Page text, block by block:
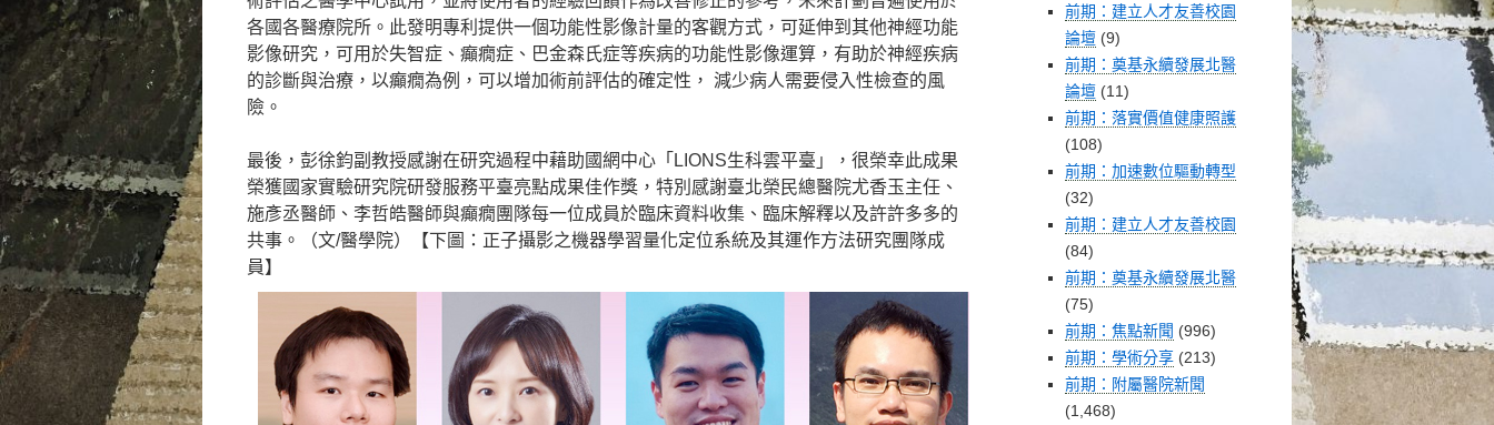
各國各醫療院所。此發明專利提供一個功能性影像計量的客觀方式，可延伸到其他神經功能
影像研究，可用於失智症、癲癇症、巴金森氏症等疾病的功能性影像運算，有助於神經疾病
的診斷與治療，以癲癇為例，可以增加術前評估的確定性， 減少病人需要侵入性檢查的風
險。
最後，彭徐鈞副教授感謝在研究過程中藉助國網中心「LIONS生科雲平臺」，很榮幸此成果
榮獲國家實驗研究院研發服務平臺亮點成果佳作獎，特別感謝臺北榮民總醫院尤香玉主任、
施彥丞醫師、李哲皓醫師與癲癇團隊每一位成員於臨床資料收集、臨床解釋以及許許多多的
共事。（文/醫學院）【下圖：正子攝影之機器學習量化定位系統及其運作方法研究團隊成
員】
前期：建立人才友善校園
論壇 (9)
前期：奠基永續發展北醫
論壇 (11)
前期：落實價值健康照護
(108)
前期：加速數位驅動轉型
(32)
前期：建立人才友善校園
(84)
前期：奠基永續發展北醫
(75)
前期：焦點新聞 (996)
前期：學術分享 (213)
前期：附屬醫院新聞
(1,468)